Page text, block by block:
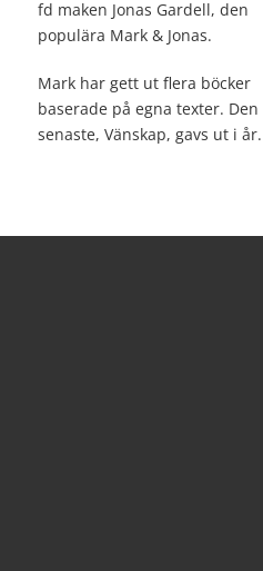
fd maken Jonas Gardell, den
populära Mark & Jonas.
Mark har gett ut flera böcker
baserade på egna texter. Den
senaste, Vänskap, gavs ut i år.